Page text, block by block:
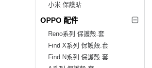
小米 保護貼
OPPO 配件
Reno系列 保護殼.套
Find X系列 保護殼.套
Find N系列 保護殼.套